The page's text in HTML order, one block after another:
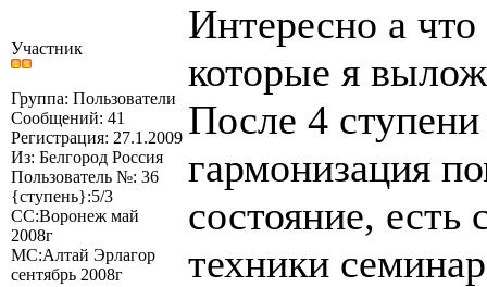
Участник
Группа: Пользователи
Сообщений: 41
Регистрация: 27.1.2009
Из: Белгород Россия
Пользователь №: 36
{ступень}:5/3
СС:Воронеж май
2008г
МС:Алтай Эрлагор
сентябрь 2008г
Интересно а
которые я
После 4 ступени
гармонизация
состояние,
техники